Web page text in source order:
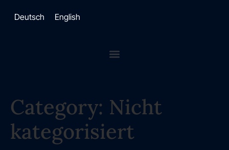
Deutsch English
Category: Nicht
kategorisiert